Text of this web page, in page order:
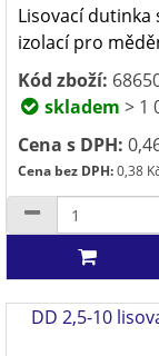
Lisovací dutinka
izolací pro
Kód zboží:
skladem > 1
Cena s DPH:
Cena bez DPH:0,38
DD 2,5-10